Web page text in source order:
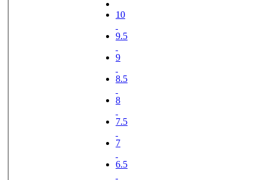
10
9.5
9
8.5
8
7.5
7
6.5